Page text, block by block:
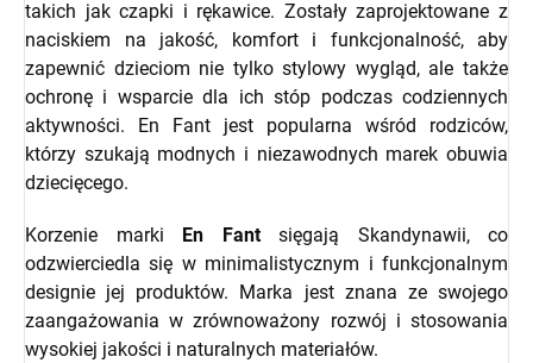
takich jak czapki i rękawice. Zostały zaprojektowane z
naciskiem na jakość, komfort i funkcjonalność, aby
zapewnić dzieciom nie tylko stylowy wygląd, ale także
ochronę i wsparcie dla ich stóp podczas codziennych
aktywności. En Fant jest popularna wśród rodziców,
którzy szukają modnych i niezawodnych marek obuwia
dziecięcego.
Korzenie marki En Fantsięgają Skandynawii, co
odzwierciedla się w minimalistycznym i funkcjonalnym
designie jej produktów. Marka jest znana ze swojego
zaangażowania w zrównoważony rozwój i stosowania
wysokiej jakości i naturalnych materiałów.